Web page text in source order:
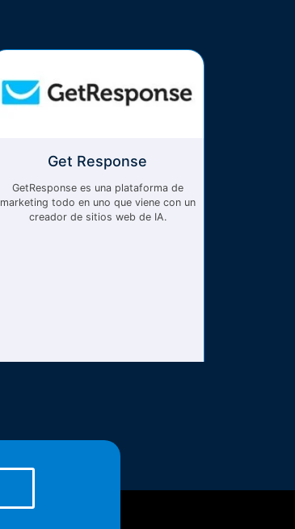
Get Response
GetResponse es una plataforma de
marketing todo en uno que viene con un
creador de sitios web de IA.